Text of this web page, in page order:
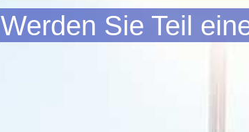
Werden Sie Teil